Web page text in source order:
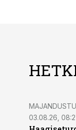
03.08.26,